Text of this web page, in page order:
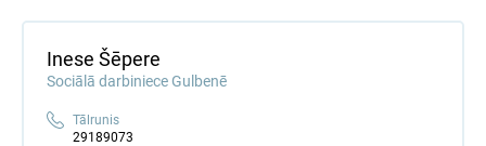
Inese Šēpere
Sociālā darbiniece Gulbenē
Tālrunis
29189073